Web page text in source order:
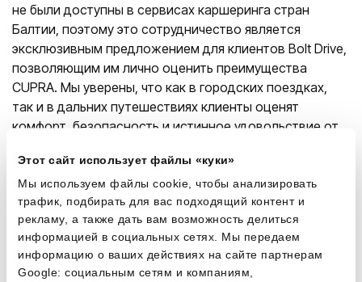
Этот сайт использует файлы «куки»
Мы используем файлы cookie, чтобы анализировать
трафик, подбирать для вас подходящий контент и
рекламу, а также дать вам возможность делиться
информацией в социальных сетях. Мы передаем
информацию о ваших действиях на сайте партнерам
Google: социальным сетям и компаниям,
не были доступны в сервисах каршеринга стран
Балтии, поэтому это сотрудничество является
эксклюзивным предложением для клиентов Bolt Drive,
позволяющим им лично оценить преимущества
CUPRA. Мы уверены, что как в городских поездках,
так и в дальних путешествиях клиенты оценят
комфорт, безопасность и истинное удовольствие от